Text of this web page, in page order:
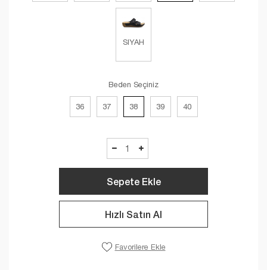
SIYAH
Beden Seçiniz
36 37 38 39 40
Sepete Ekle
Hızlı Satın Al
Favorilere Ekle